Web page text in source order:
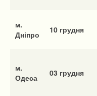
м.
Дніпро
10 грудня
м.
Одеса
03 грудня